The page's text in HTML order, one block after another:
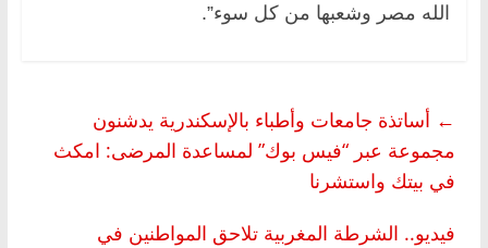
الله مصر وشعبها من كل سوء”.
← أساتذة جامعات وأطباء بالإسكندرية يدشنون
مجموعة عبر “فيس بوك” لمساعدة المرضى: امكث
في بيتك واستشرنا
فيديو.. الشرطة المغربية تلاحق المواطنين في